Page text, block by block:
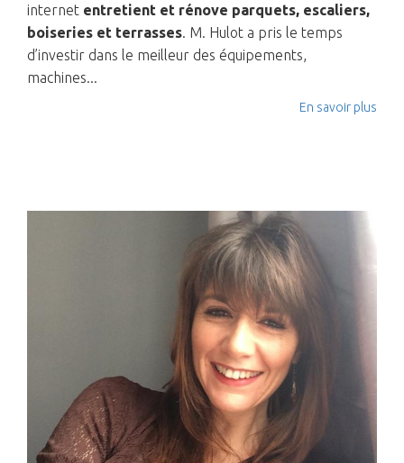
internet entretient et rénove parquets, escaliers,
boiseries et terrasses. M. Hulot a pris le temps
d’investir dans le meilleur des équipements,
machines...
En savoir plus